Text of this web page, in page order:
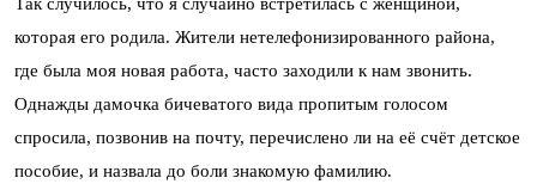
которая его родила. Жители нетелефонизированного района,
где была моя новая работа, часто заходили к нам звонить.
Однажды дамочка бичеватого вида пропитым голосом
спросила, позвонив на почту, перечислено ли на её счёт детское
пособие, и назвала до боли знакомую фамилию.